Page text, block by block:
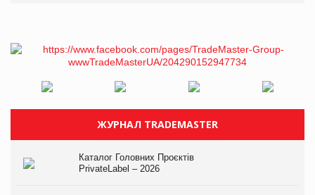
ЖУРНАЛ TRADEMASTER
Каталог Головних Проєктів
PrivateLabel – 2026